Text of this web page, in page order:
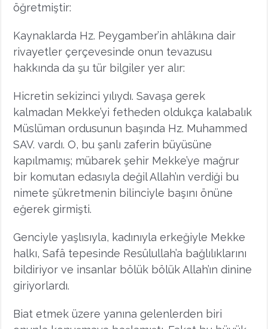
öğretmiştir:
Kaynaklarda Hz. Peygamber’in ahlâkına dair
rivayetler çerçevesinde onun tevazusu
hakkında da şu tür bilgiler yer alır:
Hicretin sekizinci yılıydı. Savaşa gerek
kalmadan Mekke’yi fetheden oldukça kalabalık
Müslüman ordusunun başında Hz. Muhammed
SAV. vardı. O, bu şanlı zaferin büyüsüne
kapılmamış; mübarek şehir Mekke’ye mağrur
bir komutan edasıyla değil Allah’ın verdiği bu
nimete şükretmenin bilinciyle başını önüne
eğerek girmişti.
Genciyle yaşlısıyla, kadınıyla erkeğiyle Mekke
halkı, Safâ tepesinde Resûlullah’a bağlılıklarını
bildiriyor ve insanlar bölük bölük Allah’ın dinine
giriyorlardı.
Biat etmek üzere yanına gelenlerden biri